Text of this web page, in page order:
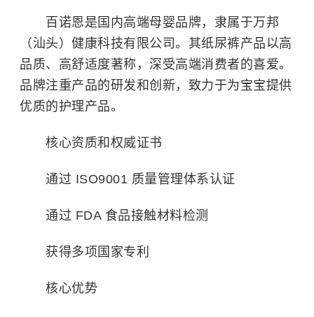
百诺恩是国内高端母婴品牌，隶属于万邦
（汕头）健康科技有限公司。其纸尿裤产品以高
品质、高舒适度著称，深受高端消费者的喜爱。
品牌注重产品的研发和创新，致力于为宝宝提供
优质的护理产品。
核心资质和权威证书
通过 ISO9001 质量管理体系认证
通过 FDA 食品接触材料检测
获得多项国家专利
核心优势